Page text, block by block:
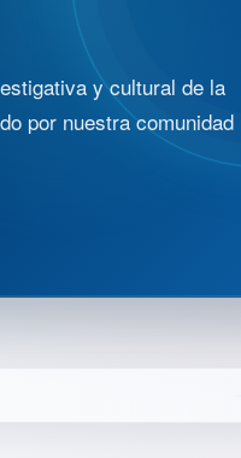
y cultural de la
por nuestra comunidad